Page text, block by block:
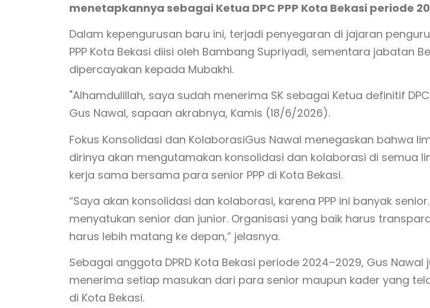
menetapkannya sebagai Ketua DPC PPP Kota Bekasi periode
Dalam kepengurusan baru ini, terjadi penyegaran di jajaran
PPP Kota Bekasi diisi oleh Bambang Supriyadi, sementara jabatan
dipercayakan kepada Mubakhi.
"Alhamdulillah, saya sudah menerima SK sebagai Ketua definitif DPC
Gus Nawal, sapaan akrabnya, Kamis (18/6/2026).
Fokus Konsolidasi dan KolaborasiGus Nawal menegaskan bahwa
dirinya akan mengutamakan konsolidasi dan kolaborasi di semua
kerja sama bersama para senior PPP di Kota Bekasi.
“Saya akan konsolidasi dan kolaborasi, karena PPP ini banyak
menyatukan senior dan junior. Organisasi yang baik harus
harus lebih matang ke depan,” jelasnya.
Sebagai anggota DPRD Kota Bekasi periode 2024–2029, Gus
menerima setiap masukan dari para senior maupun kader yang
di Kota Bekasi.